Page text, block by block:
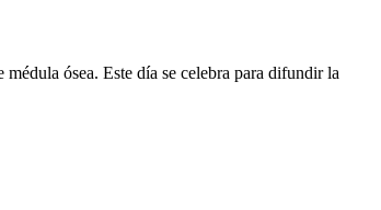
ósea. Este día se celebra para difundir la